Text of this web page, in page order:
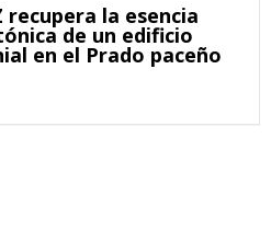
recupera la esencia
de un edificio
en el Prado paceño